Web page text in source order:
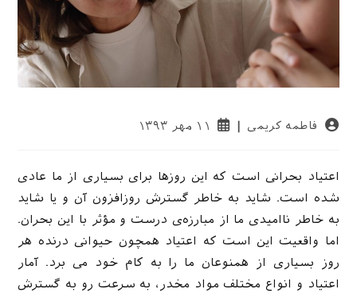
نویسندهٔفاطمه کریمی
نوشته
است:
۱۱ مهر ۱۳۹۳
اعتیاد بحرانی است که این روزها برای بسیاری از ما عادی
شده است. شاید به خاطر گسترش روزافزون آن و یا شاید
به خاطر ناامیدی ما از مبارزه‌ی درست و مؤثر با این بحران.
اما واقعیت این است که اعتیاد همچون حیوانی درنده هر
روز بسیاری از همنوعان ما را به کام خود می برد. آمار
اعتیاد و انواع مختلف مواد مخدر، به سرعت رو به گسترش